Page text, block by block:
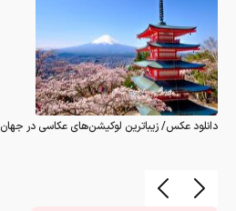
دانلود عکس/ زیباترین لوکیشن‌های عکاسی در جهان